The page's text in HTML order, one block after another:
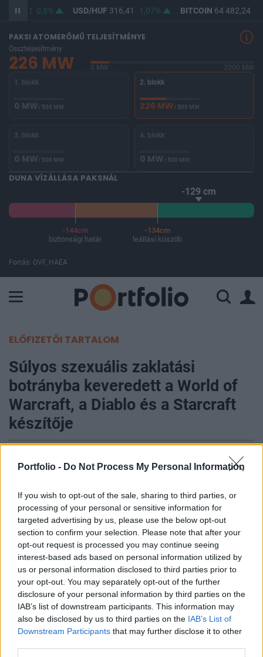
Portfolio - Do Not Process My Personal Information
If you wish to opt-out of the sale, sharing to third parties, or
processing of your personal or sensitive information for
targeted advertising by us, please use the below opt-out
section to confirm your selection. Please note that after your
opt-out request is processed you may continue seeing
interest-based ads based on personal information utilized by
us or personal information disclosed to third parties prior to
your opt-out. You may separately opt-out of the further
disclosure of your personal information by third parties on the
IAB’s list of downstream participants. This information may
also be disclosed by us to third parties on the IAB’s List of
Downstream Participants that may further disclose it to other
364,62 0,8% USD/HUF316,41 1,07% BITCOIN64 482,24
PAKSI ATOMERŐMŰ TELJESÍTMÉNYE
Összteljesítmény
226 MW 0 MW
2000 MW
1. blokk
0 MW/ 500 MW
2. blokk
226 MW/ 500 MW
3. blokk
0 MW/ 500 MW
4. blokk
0 MW/ 500 MW
DUNA VÍZÁLLÁSA PAKSNÁL
-129 cm
-144cm
biztonsági határ
-134cm
leállási küszöb
Forrás: OVF, HAEA
ELŐFIZETŐI TARTALOM
Súlyos szexuális zaklatási
botrányba keveredett a World of
Warcraft, a Diablo és a Starcraft
készítője
2021. július 28. 11:38
Súlyos szexuális diszkriminációs pert indított
Kalifornia munkavédelmi hivatala a világ egyik
legismertebb és legnagyobb videójáték-gyártó
vállalata, az Activision Blizzard ellen. A cég
vezetése éveken át toxikus, a nőket kiközösítő és
megalázó légkört tartott fenn, melynek
eredményeképpen egy szexuális abúzusban
részesült női alkalmazott kioltotta saját életét. A
nyilvánosságra került ügyre a menedzsment egy
olyan választ adott, amely csak olaj volt a tűzre; az
alkalmazottak most tömeges munkahely-